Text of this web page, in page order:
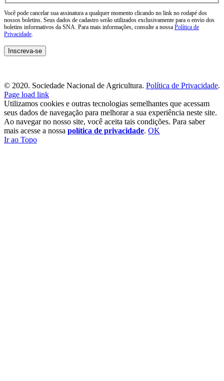
Você pode cancelar sua assinatura a qualquer momento clicando no link no rodapé dos
nossos boletins. Seus dados de cadastro serão utilizados exclusivamente para o envio dos
boletins informativos da SNA. Para mais informações, consulte a nossa Política de
Privacidade.
© 2020. Sociedade Nacional de Agricultura. Política de Privacidade.
Page load link
Utilizamos cookies e outras tecnologias semelhantes que acessam
seus dados de navegação para melhorar a sua experiência neste site.
Ao navegar no nosso site, você aceita tais condições. Para saber
mais acesse a nossa política de privacidade. OK
Ir ao Topo